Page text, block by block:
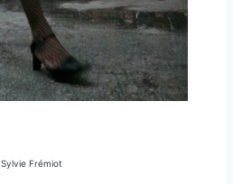
Frémiot